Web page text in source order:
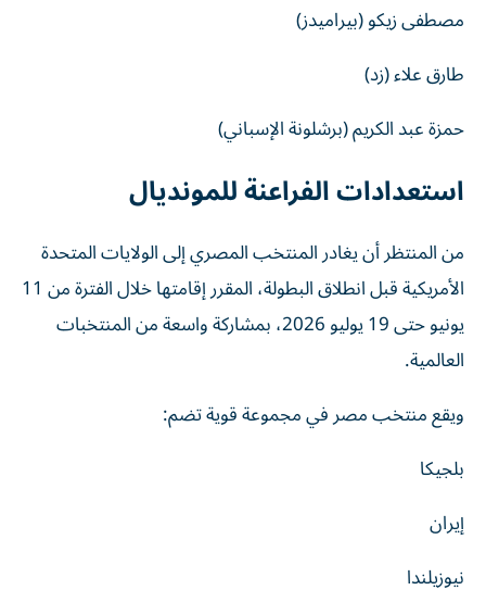
مصطفى زيكو (بيراميدز)
طارق علاء (زد)
حمزة عبد الكريم (برشلونة الإسباني)
استعدادات الفراعنة للمونديال
من المنتظر أن يغادر المنتخب المصري إلى الولايات المتحدة
الأمريكية قبل انطلاق البطولة، المقرر إقامتها خلال الفترة من 11
يونيو حتى 19 يوليو 2026، بمشاركة واسعة من المنتخبات
العالمية.
ويقع منتخب مصر في مجموعة قوية تضم:
بلجيكا
إيران
نيوزيلندا